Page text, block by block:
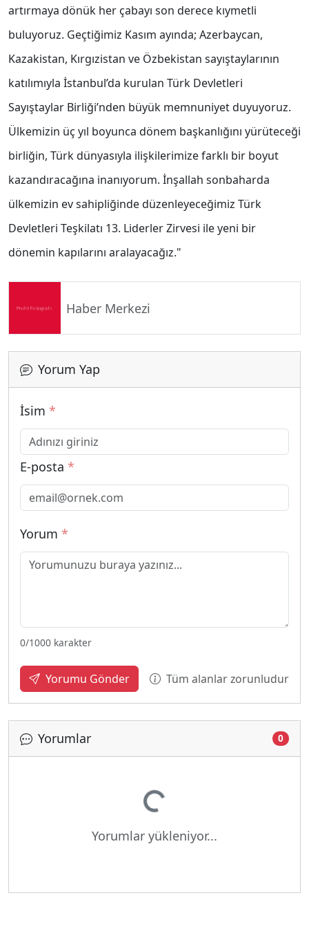
artırmaya dönük her çabayı son derece kıymetli
buluyoruz. Geçtiğimiz Kasım ayında; Azerbaycan,
Kazakistan, Kırgızistan ve Özbekistan sayıştaylarının
katılımıyla İstanbul’da kurulan Türk Devletleri
Sayıştaylar Birliği’nden büyük memnuniyet duyuyoruz.
Ülkemizin üç yıl boyunca dönem başkanlığını yürüteceği
birliğin, Türk dünyasıyla ilişkilerimize farklı bir boyut
kazandıracağına inanıyorum. İnşallah sonbaharda
ülkemizin ev sahipliğinde düzenleyeceğimiz Türk
Devletleri Teşkilatı 13. Liderler Zirvesi ile yeni bir
dönemin kapılarını aralayacağız."
Haber Merkezi
Yorum Yap
İsim *
E-posta *
Yorum *
0/1000 karakter
Yorumu Gönder Tüm alanlar zorunludur
Yorumlar 0
Yükleniyor...
Yorumlar yükleniyor...